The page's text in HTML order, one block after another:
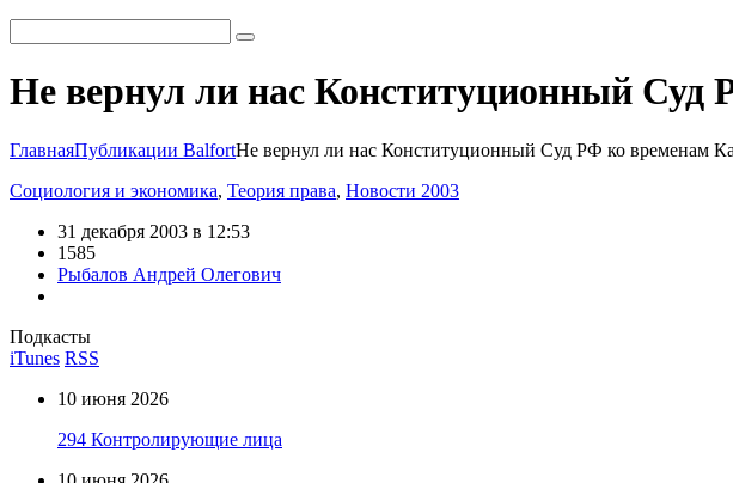
Не вернул ли нас Конституционный Суд
ГлавнаяПубликации BalfortНе вернул ли нас Конституционный Суд РФ ко временам
Социология и экономика, Теория права, Новости 2003
31 декабря 2003 в 12:53
1585
Рыбалов Андрей Олегович
Подкасты
iTunes RSS
10 июня 2026
294 Контролирующие лица